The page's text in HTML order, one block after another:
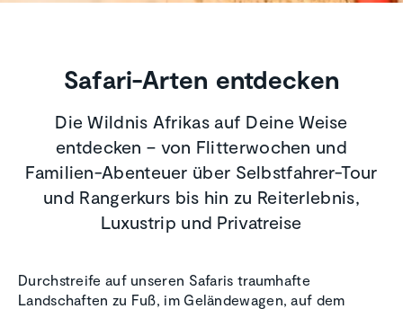
Safari-Arten entdecken
Die Wildnis Afrikas auf Deine Weise
entdecken – von Flitterwochen und
Familien-Abenteuer über Selbstfahrer-Tour
und Rangerkurs bis hin zu Reiterlebnis,
Luxustrip und Privatreise
Durchstreife auf unseren Safaris traumhafte
Landschaften zu Fuß, im Geländewagen, auf dem